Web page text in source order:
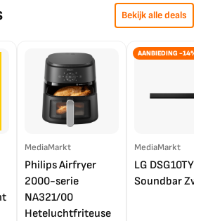
Bekijk alle deals
MediaMarkt
Philips Airfryer
2000-serie
NA321/00
Heteluchtfriteuse
AANBIEDING -14%
MediaMarkt
LG DSG10TY
Soundbar